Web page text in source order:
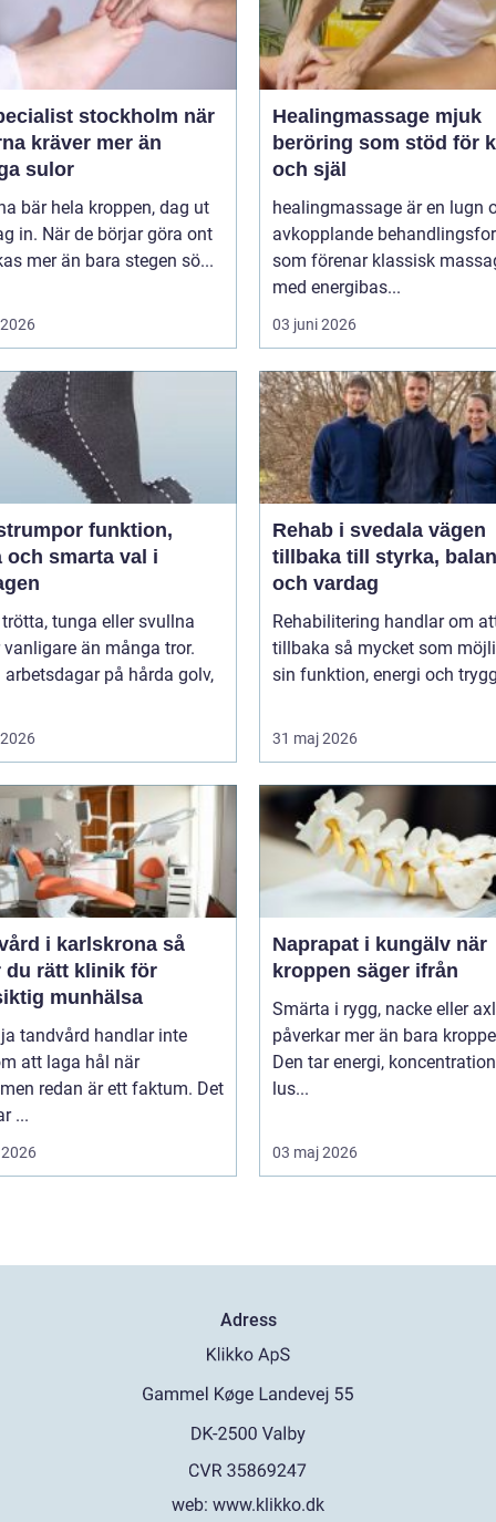
stockholm när
kräver mer än
sulor
bär hela kroppen, dag ut
in. När de börjar göra ont
påverkas mer än bara stegen sö...
Healingmassage mjuk
beröring som stöd för
och själ
healingmassage är en lugn
avkopplande
som förenar klassisk
med energibas...
03 juni 2026
funktion,
och smarta val i
tunga eller svullna
vanligare än många tror.
arbetsdagar på hårda golv,
Rehab i svedala vägen
tillbaka till styrka,
och vardag
Rehabilitering handlar om
tillbaka så mycket som
sin funktion, energi och
31 maj 2026
i karlskrona så
du rätt klinik för
munhälsa
tandvård handlar inte
att laga hål när
redan är ett faktum. Det
...
Naprapat i kungälv när
kroppen säger ifrån
Smärta i rygg, nacke eller
påverkar mer än bara
Den tar energi,
lus...
03 maj 2026
Adress
web: www.klikko.dk